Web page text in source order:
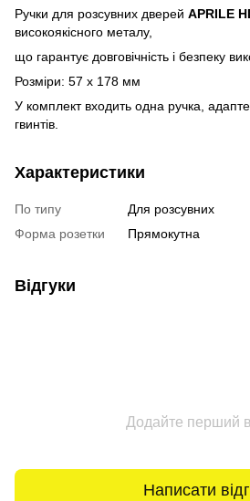
Ручки для розсувних дверей APRILE
високоякісного металу,
що гарантує довговічність і безпеку
Розміри: 57 х 178 мм
У комплект входить одна ручка,
гвинтів.
Характеристики
По типу
Для розсувних
Форма розетки
Прямокутна
Відгуки
Додайте перший
Написати